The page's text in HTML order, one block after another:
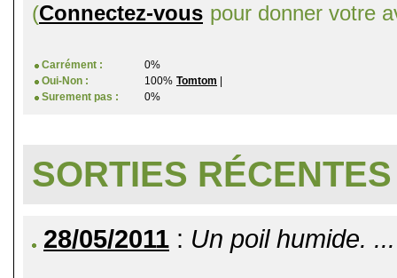
(Connectez-vous pour donner votre
Carrément :
0%
Oui-Non :
100% Tomtom
Surement pas :
0%
SORTIES RÉCENTES
28/05/2011 : Un poil humide.